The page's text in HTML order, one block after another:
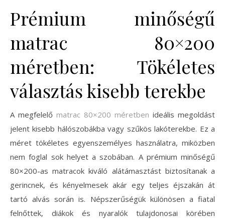
Prémium minőségű
matrac 80×200
méretben: Tökéletes
választás kisebb terekbe
A megfelelő matrac 80×200 méretben ideális megoldást
jelent kisebb hálószobákba vagy szűkös lakóterekbe. Ez a
méret tökéletes egyenszemélyes használatra, miközben
nem foglal sok helyet a szobában. A prémium minőségű
80×200-as matracok kiváló alátámasztást biztosítanak a
gerincnek, és kényelmesek akár egy teljes éjszakán át
tartó alvás során is. Népszerűségük különösen a fiatal
felnőttek, diákok és nyaralók tulajdonosai körében